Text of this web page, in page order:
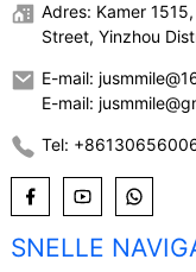
Adres: Kamer
Street, Yinzhou
E-mail:
E-mail:
Tel:
SNELLE